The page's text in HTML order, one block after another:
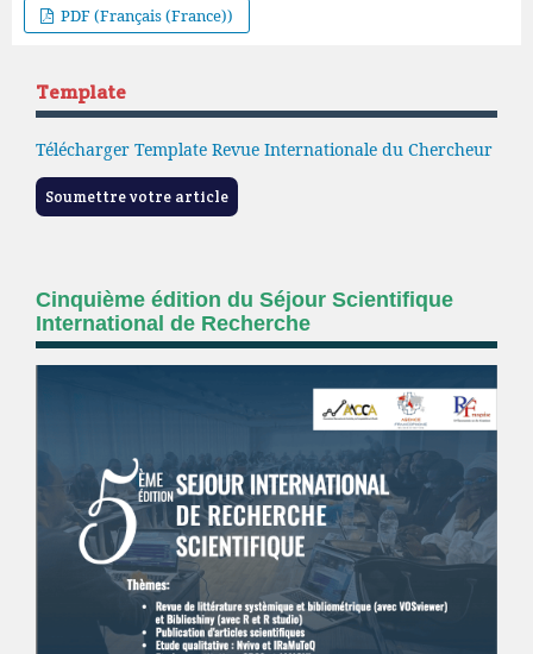
PDF (Français (France))
Template
Télécharger Template Revue Internationale du Chercheur
Soumettre votre article
Cinquième édition du Séjour Scientifique
International de Recherche